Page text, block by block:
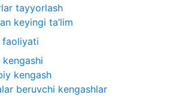
tayyorlash
keyingi ta’lim
kengash
beruvchi kengashlar